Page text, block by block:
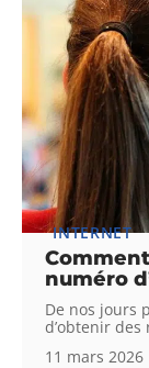
INTERNET
numéro
De nos jours
d’obtenir
11 mars 2026